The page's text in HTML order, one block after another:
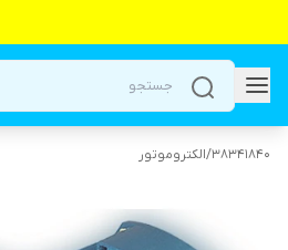
38341840
/الکتروموتور